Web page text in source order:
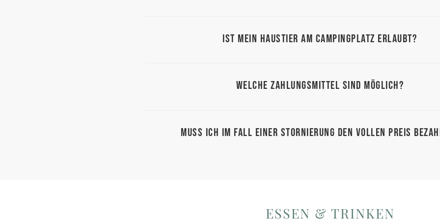
Ist mein Haustier am Campingplatz erlaubt?
Welche Zahlungsmittel sind möglich?
Muss ich im Fall einer Stornierung den vollen Preis
ESSEN & TRINKEN